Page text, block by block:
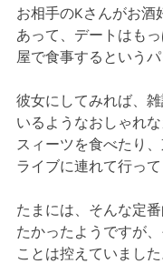
お相手のKさんがお酒
あって、デートはも
屋で食事するというパ
彼女にしてみれば、
いるようなおしゃれ
スィーツを食べたり
ライブに連れて行って
たまには、そんな定
たかったようですが
ことは控えていました